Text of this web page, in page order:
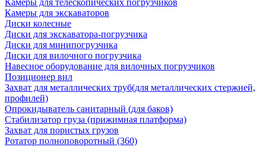
Камеры для телескопических погрузчиков
Камеры для экскаваторов
Диски колесные
Диски для экскаватора-погрузчика
Диски для минипогрузчика
Диски для вилочного погрузчика
Навесное оборудование для вилочных погрузчиков
Позиционер вил
Захват для металлических труб(для металлических стержней,
профилей)
Опрокидыватель санитарный (для баков)
Стабилизатор груза (прижимная платформа)
Захват для пористых грузов
Ротатор полноповоротный (360)